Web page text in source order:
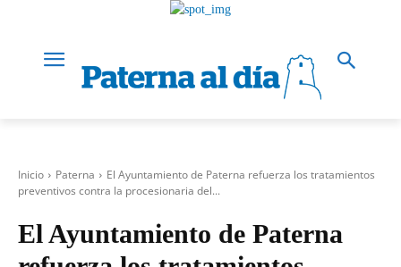
Inicio Paterna
El Ayuntamiento de Paterna refuerza los tratamientos
preventivos contra la procesionaria del...
El Ayuntamiento de Paterna